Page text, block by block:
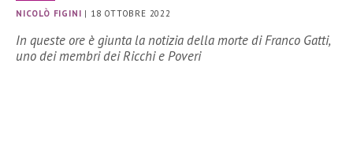
NICOLÒ FIGINI | 18 OTTOBRE 2022
In queste ore è giunta la notizia della morte di Franco Gatti,
uno dei membri dei Ricchi e Poveri